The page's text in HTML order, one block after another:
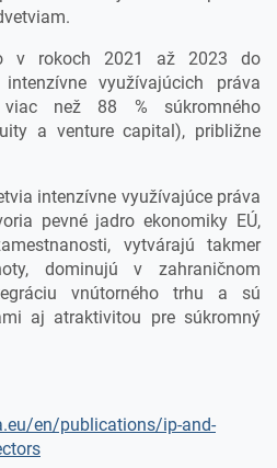
v rokoch 2021 až 2023 do
využívajúcich práva
viac než 88 % súkromného
a venture capital), približne
intenzívne využívajúce práva
pevné jadro ekonomiky EÚ,
vytvárajú takmer
dominujú v zahraničnom
vnútorného trhu a sú
aj atraktivitou pre súkromný
en/publications/ip-and-